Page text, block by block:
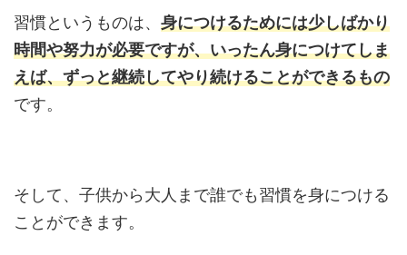
習慣というものは、 身につけるためには少しばかり
時間や努力が必要ですが、いったん身につけてしま
えば、ずっと継続してやり続けることができるもの
です。
そして、子供から大人まで誰でも習慣を身につける
ことができます。